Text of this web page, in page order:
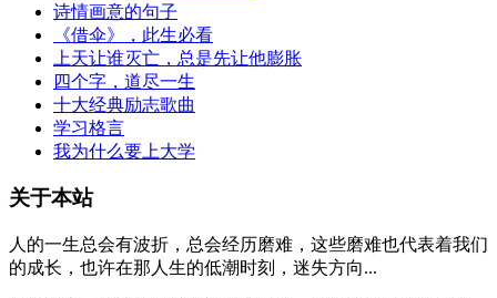
诗情画意的句子
《借伞》，此生必看
上天让谁灭亡，总是先让他膨胀
四个字，道尽一生
十大经典励志歌曲
学习格言
我为什么要上大学
关于本站
人的一生总会有波折，总会经历磨难，这些磨难也代表着我们
的成长，也许在那人生的低潮时刻，迷失方向...